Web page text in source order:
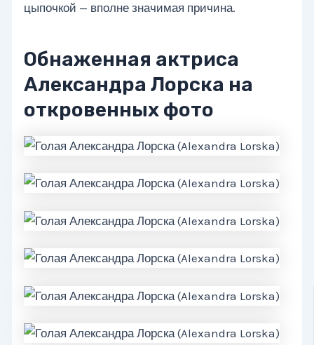
цыпочкой — вполне значимая причина.
Обнаженная актриса
Александра Лорска на
откровенных фото